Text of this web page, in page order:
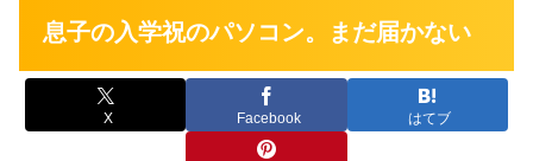
息子の入学祝のパソコン。まだ届かない
X Facebook はてブ